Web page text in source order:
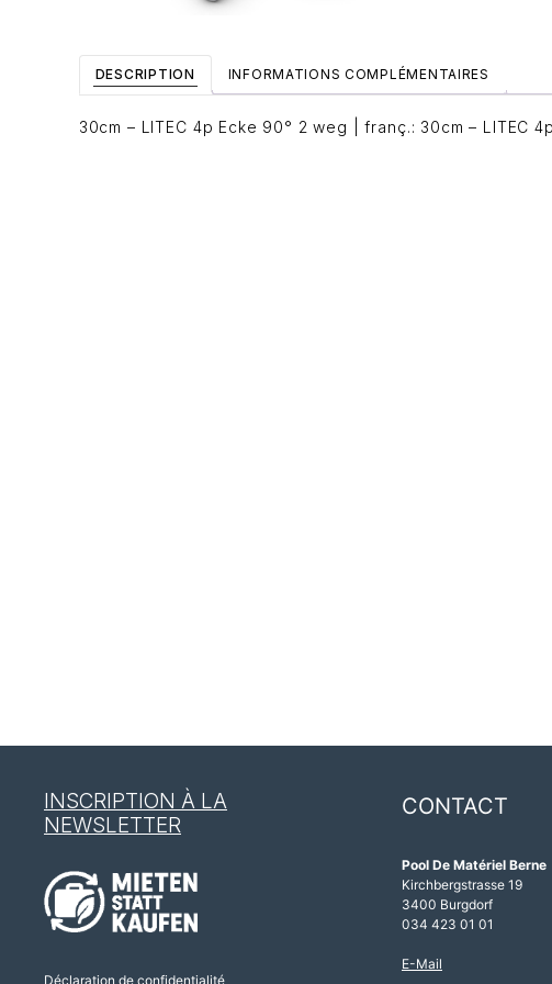
DESCRIPTION INFORMATIONS COMPLÉMENTAIRES
30cm – LITEC 4p Ecke 90° 2 weg | franç.: 30cm – LITEC
INSCRIPTION À LA
NEWSLETTER
Déclaration de confidentialité
CONTACT
Pool De Matériel Berne
Kirchbergstrasse 19
3400 Burgdorf
034 423 01 01
E-Mail